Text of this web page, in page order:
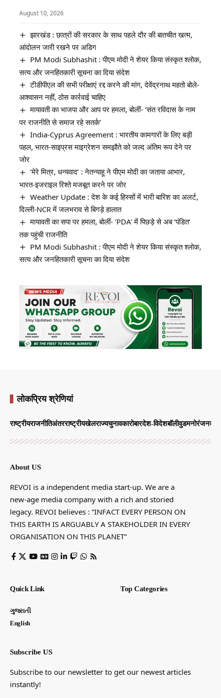
August 10, 2026
झारखंड : छात्रों की सरकार के साथ पहले दौर की बातचीत खत्म,
आंदोलन जारी रखने पर अडिग
PM Modi Subhashit : पीएम मोदी ने शेयर किया संस्कृत श्लोक,
सत्य और जनहितकारी सूचना का दिया संदेश
टीडीपीएल की सभी परीक्षाएं रद्द करने की मांग, देवेंद्रनाथ महतो बोले-
आश्वासन नहीं, ठोस कार्रवाई चाहिए
मायावती का भाजपा और आप पर हमला, बोलीं- ‘संत रविदास के नाम
पर राजनीति से समाज रहे सतर्क’
India-Cyprus Agreement : भारतीय कामगारों के लिए बड़ी
पहल, भारत-साइप्रस माइग्रेशन समझौते को जल्द अंतिम रूप देने पर
जोर
‘मेरे मित्र, धन्यवाद’ : नेतन्याहू ने पीएम मोदी का जताया आभार,
भारत-इजराइल रिश्ते मजबूत करने पर जोर
Weather Update : देश के कई हिस्सों में भारी बारिश का अलर्ट,
दिल्ली-NCR में जलभराव से बिगड़े हालात
मायावती का सपा पर हमला, बोलीं- ‘PDA’ में पिछड़े से अब ‘पंडित’
तक पहुंची राजनीति
PM Modi Subhashit : पीएम मोदी ने शेयर किया संस्कृत श्लोक,
सत्य और जनहितकारी सूचना का दिया संदेश
लोकप्रिय श्रेणियां
राष्ट्रीयराजनीतिअंतरराष्ट्रीयखेलराज्यचुनावकारोबारदेश-विदेशबॉलीवुडमनोरंजन
About US
REVOI is a independent media start-up. We are a
new-age media company with a rich and storied
legacy. REVOI believes : “INFACT EVERY PERSON ON
THIS EARTH IS ARGUABLY A STAKEHOLDER IN EVERY
ORGANISATION ON THIS PLANET”
Quick Link
ગુજરાતી
English
Top Categories
Subscribe US
Subscribe to our newsletter to get our newest articles
instantly!